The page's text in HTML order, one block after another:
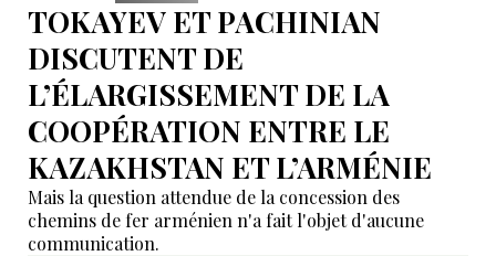
TOKAYEV ET PACHINIAN
DISCUTENT DE
L’ÉLARGISSEMENT DE LA
COOPÉRATION ENTRE LE
KAZAKHSTAN ET L’ARMÉNIE
Mais la question attendue de la concession des
chemins de fer arménien n'a fait l'objet d'aucune
communication.